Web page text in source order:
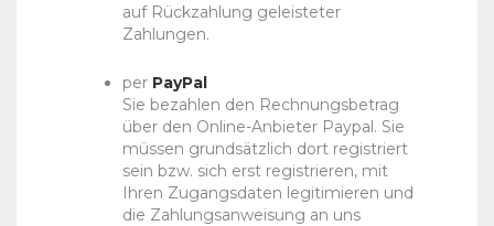
auf Rückzahlung geleisteter
Zahlungen.
per PayPal
Sie bezahlen den Rechnungsbetrag
über den Online-Anbieter Paypal. Sie
müssen grundsätzlich dort registriert
sein bzw. sich erst registrieren, mit
Ihren Zugangsdaten legitimieren und
die Zahlungsanweisung an uns